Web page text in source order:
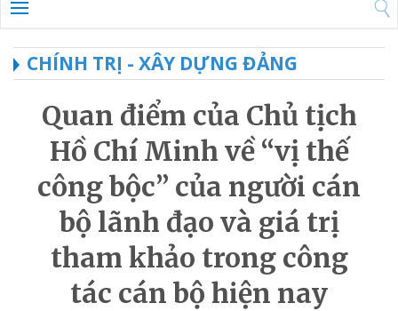
CHÍNH TRỊ - XÂY DỰNG ĐẢNG
Quan điểm của Chủ tịch
Hồ Chí Minh về “vị thế
công bộc” của người cán
bộ lãnh đạo và giá trị
tham khảo trong công
tác cán bộ hiện nay